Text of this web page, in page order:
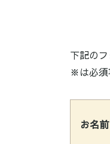
下記の
※は必須
お名前